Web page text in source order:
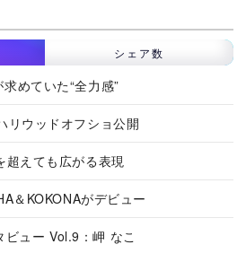
シェア数
めていた“全力感”
リウッドオフショ公開
超えても広がる表現
＆KOKONAがデビュー
ュー Vol.9：岬 なこ